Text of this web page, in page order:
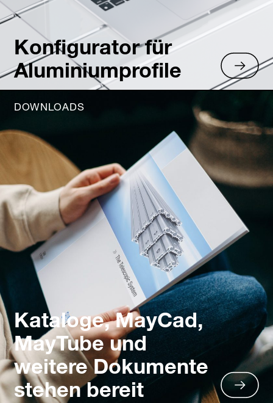
Konfigurator für
Aluminiumprofile
DOWNLOADS
Kataloge, MayCad,
MayTube und
weitere Dokumente
stehen bereit